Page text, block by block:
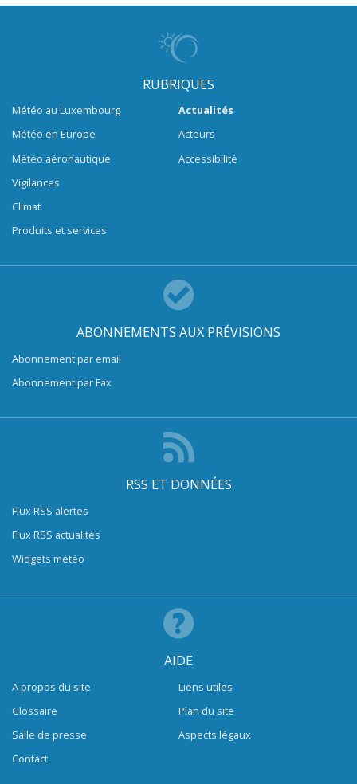
RUBRIQUES
Météo au Luxembourg
Météo en Europe
Météo aéronautique
Vigilances
Climat
Produits et services
Actualités
Acteurs
Accessibilité
ABONNEMENTS AUX PRÉVISIONS
Abonnement par email
Abonnement par Fax
RSS ET DONNÉES
Flux RSS alertes
Flux RSS actualités
Widgets météo
AIDE
A propos du site
Glossaire
Salle de presse
Contact
Liens utiles
Plan du site
Aspects légaux